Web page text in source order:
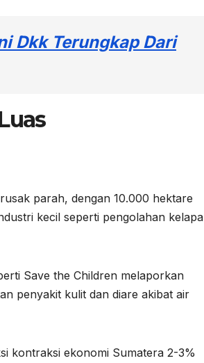
Dkk Terungkap Dari
parah, dengan 10.000 hektare
kecil seperti pengolahan kelapa
Save the Children melaporkan
penyakit kulit dan diare akibat air
kontraksi ekonomi Sumatera 2-3%